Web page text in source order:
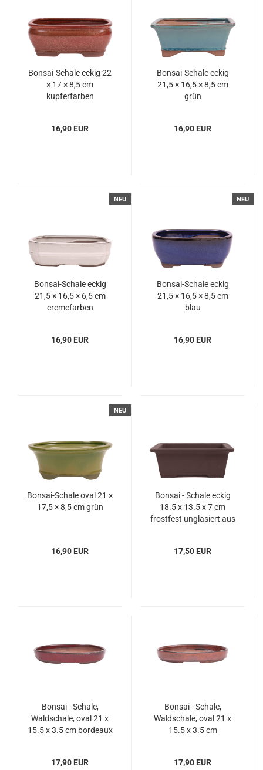
Bonsai-Schale eckig 22
× 17 × 8,5 cm
kupferfarben
16,90 EUR
Bonsai-Schale eckig
21,5 × 16,5 × 8,5 cm
grün
16,90 EUR
NEU
Bonsai-Schale eckig
21,5 × 16,5 × 6,5 cm
cremefarben
16,90 EUR
NEU
Bonsai-Schale eckig
21,5 × 16,5 × 8,5 cm
blau
16,90 EUR
NEU
Bonsai-Schale oval 21 ×
17,5 × 8,5 cm grün
16,90 EUR
Bonsai - Schale eckig
18.5 x 13.5 x 7 cm
frostfest unglasiert aus
17,50 EUR
Bonsai - Schale,
Waldschale, oval 21 x
15.5 x 3.5 cm bordeaux
17,90 EUR
Bonsai - Schale,
Waldschale, oval 21 x
15.5 x 3.5 cm
17,90 EUR